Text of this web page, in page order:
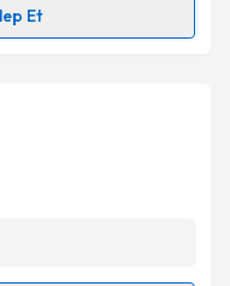
Et
almanız için bir
ile bilgilendireceğiz.